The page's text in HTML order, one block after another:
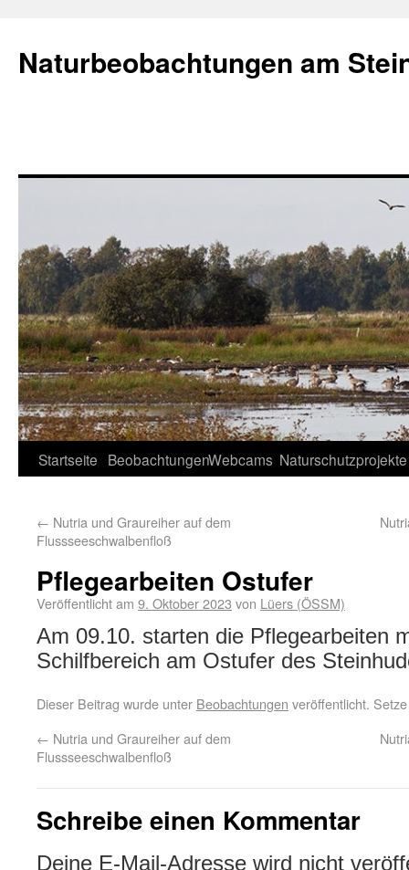
Naturbeobachtungen am
Startseite BeobachtungenWebcams Naturschutzprojekte
← Nutria und Graureiher auf dem
Flussseeschwalbenfloß
Pflegearbeiten Ostufer
Veröffentlicht am 9. Oktober 2023 von Lüers (ÖSSM)
Am 09.10. starten die Pflegearbeiten
Schilfbereich am Ostufer des
Dieser Beitrag wurde unter Beobachtungen veröffentlicht.
← Nutria und Graureiher auf dem
Flussseeschwalbenfloß
Schreibe einen Kommentar
Deine E-Mail-Adresse wird nicht